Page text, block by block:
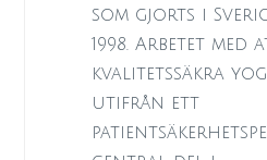
som gjorts i
1998. Arbetet med
kvalitetssäkra
utifrån ett